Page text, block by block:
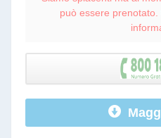
può essere